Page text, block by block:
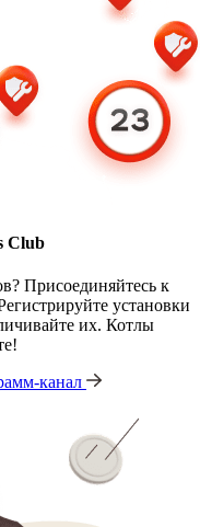
Club
Присоединяйтесь к
установки
их. Котлы
канал